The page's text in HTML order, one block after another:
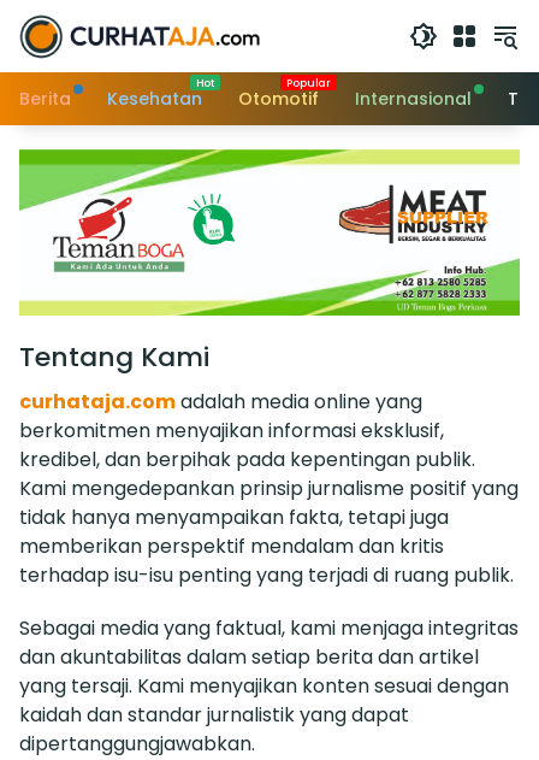
Langsung
konten
Berita
Kesehatan Otomotif Internasional
Tentang Kami
curhataja.comadalah media online yang
berkomitmen menyajikan informasi eksklusif,
kredibel, dan berpihak pada kepentingan publik.
Kami mengedepankan prinsip jurnalisme positif yang
tidak hanya menyampaikan fakta, tetapi juga
memberikan perspektif mendalam dan kritis
terhadap isu-isu penting yang terjadi di ruang publik.
Sebagai media yang faktual, kami menjaga integritas
dan akuntabilitas dalam setiap berita dan artikel
yang tersaji. Kami menyajikan konten sesuai dengan
kaidah dan standar jurnalistik yang dapat
dipertanggungjawabkan.